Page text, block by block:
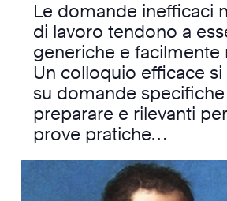
Le domande inefficaci
di lavoro tendono a
generiche e facilmente
Un colloquio efficace si
su domande
preparare e rilevanti
prove pratiche…